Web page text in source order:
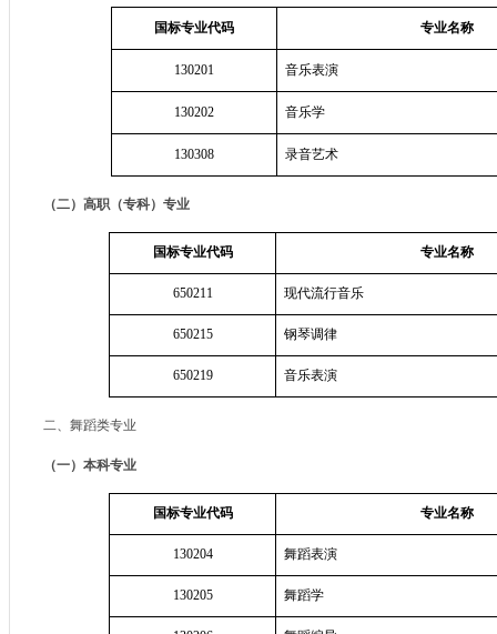
国标专业代码 专业名称
130201 音乐表演
130202 音乐学
130308 录音艺术
（二）高职（专科）专业
国标专业代码 专业名称
650211 现代流行音乐
650215 钢琴调律
650219 音乐表演
二、舞蹈类专业
（一）本科专业
国标专业代码 专业名称
130204 舞蹈表演
130205 舞蹈学